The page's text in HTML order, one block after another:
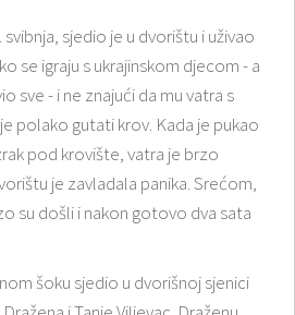
sjedio je u dvorištu i uživao
se igraju s ukrajinskom djecom - a
sve - i ne znajući da mu vatra s
polako gutati krov. Kada je pukao
pod krovište, vatra je brzo
je zavladala panika. Srećom,
su došli i nakon gotovo dva sata
šoku sjedio u dvorišnoj sjenici